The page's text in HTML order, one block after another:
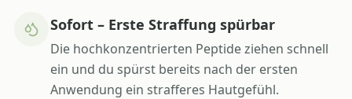
Sofort – Erste Straffung spürbar
Die hochkonzentrierten Peptide ziehen schnell
ein und du spürst bereits nach der ersten
Anwendung ein strafferes Hautgefühl.